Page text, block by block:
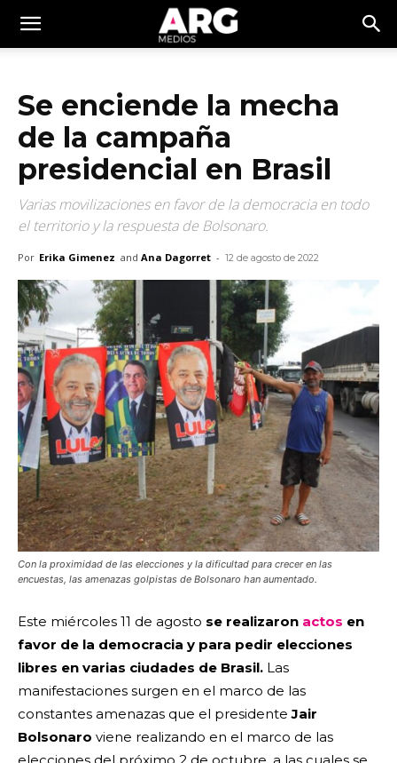
Se enciende la mecha
de la campaña
presidencial en Brasil
Varias movilizaciones en favor de la democracia en todo
el territorio y la respuesta de Bolsonaro.
Por Erika Gimenez and Ana Dagorret - 12 de agosto de 2022
Con la proximidad de las elecciones y la dificultad para crecer en las
encuestas, las amenazas golpistas de Bolsonaro han aumentado.
Este miércoles 11 de agosto se realizaron actos en
favor de la democracia y para pedir elecciones
libres en varias ciudades de Brasil. Las
manifestaciones surgen en el marco de las
constantes amenazas que el presidenteJair
Bolsonaro viene realizando en el marco de las